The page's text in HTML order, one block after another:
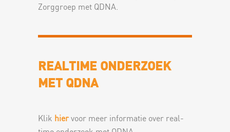
Zorggroep met QDNA.
REALTIME ONDERZOEK
MET QDNA
Klik hiervoor meer informatie over real-